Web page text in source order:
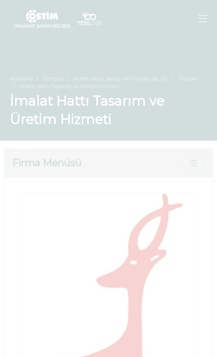
Anasayfa Firmalar Arıtes Metal Sanayi ve Ticaret Ltd. Şti.
Ürünler
İmalat Hattı Tasarım ve Üretim Hizmeti
İmalat Hattı Tasarım ve
Üretim Hizmeti
Firma Menüsü